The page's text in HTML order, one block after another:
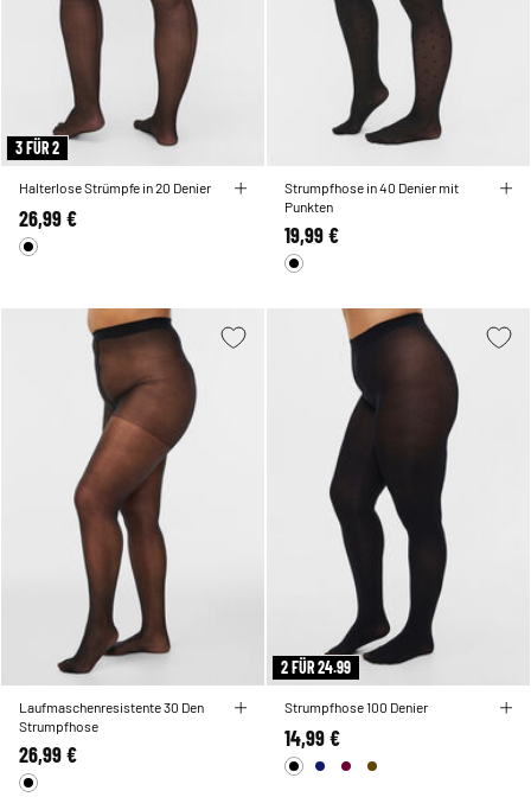
3 FÜR 2
Halterlose Strümpfe in 20 Denier
26,99 €
Strumpfhose in 40 Denier mit
Punkten
19,99 €
Laufmaschenresistente 30 Den
Strumpfhose
26,99 €
2 FÜR 24.99
Strumpfhose 100 Denier
14,99 €